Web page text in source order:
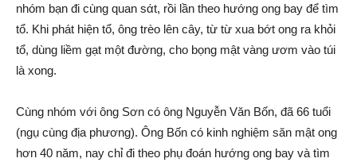
nhóm bạn đi cùng quan sά‌t, rồi lần theo hướng ong bay để tìm
tổ. Khi phát hiện tổ, ông trèo lên cây, từ từ xua bớt ong ra khỏi
tổ, dùng liềm gạt một đường, cho bọng mật vàng ươm vào túi
là xong.
Cùng nhóm với ông Sơn có ông Nguyễn Văn Bốn, đã 66 tuổi
(ngụ cùng địa phương). Ông Bốn có kinh nghiệm săn mật ong
hơn 40 năm, nay chỉ đi theo phụ đoán hướng ong bay và tìm